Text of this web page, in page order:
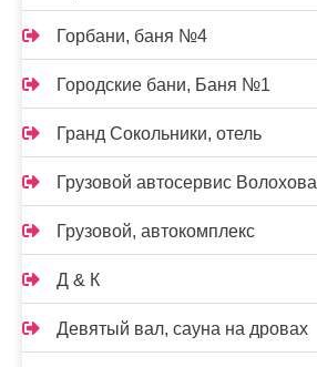
Горбани, баня №4
Городские бани, Баня №1
Гранд Сокольники, отель
Грузовой автосервис Волохова
Грузовой, автокомплекс
Д & К
Девятый вал, сауна на дровах